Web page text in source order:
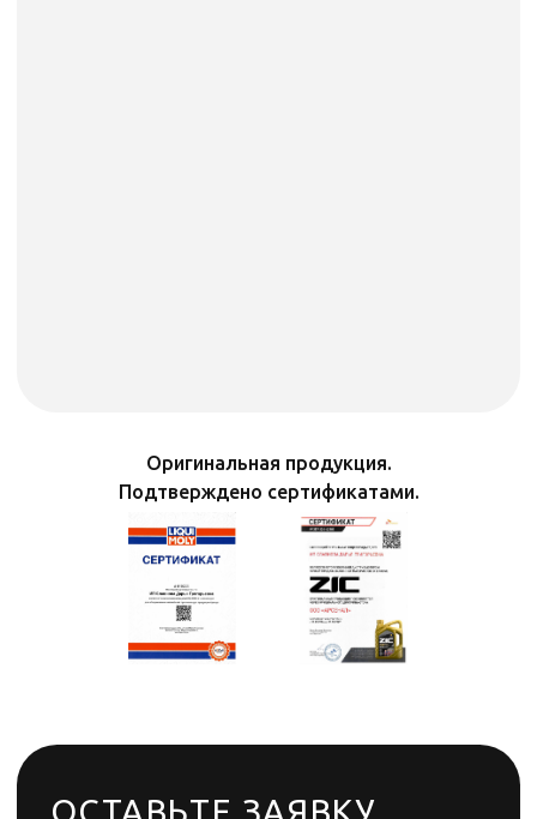
Оригинальная продукция.
Подтверждено сертификатами.